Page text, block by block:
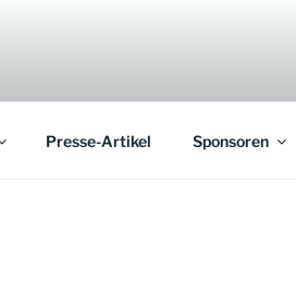
Presse-Artikel Sponsoren